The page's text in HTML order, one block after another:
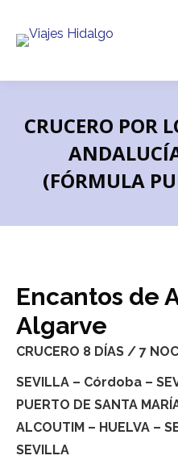
CRUCERO POR
(FÓRMULA
Encantos de
Algarve
CRUCERO 8 DÍAS / 7
SEVILLA – Córdoba –
PUERTO DE SANTA
ALCOUTIM – HUELVA –
SEVILLA